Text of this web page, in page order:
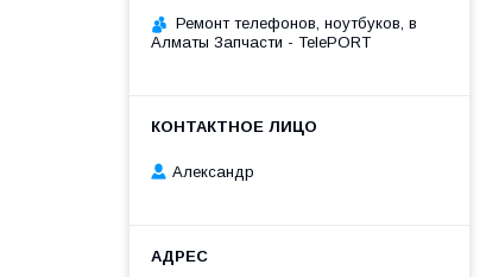
Ремонт телефонов, ноутбуков, в
Алматы Запчасти - TelePORT
Александр